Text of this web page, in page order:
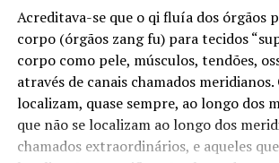
que conecta o mercado financeiro à
Programação
A participação da ANCORD reforça a
capacitação contínua em um mercado
transformação. Representando a
Acreditava-se que o qi fluía dos órgãos
corpo (órgãos zang fu) para tecidos
corpo como pele, músculos, tendões,
através de canais chamados
localizam, quase sempre, ao longo dos
que não se localizam ao longo dos
chamados extraordinários, e aqueles